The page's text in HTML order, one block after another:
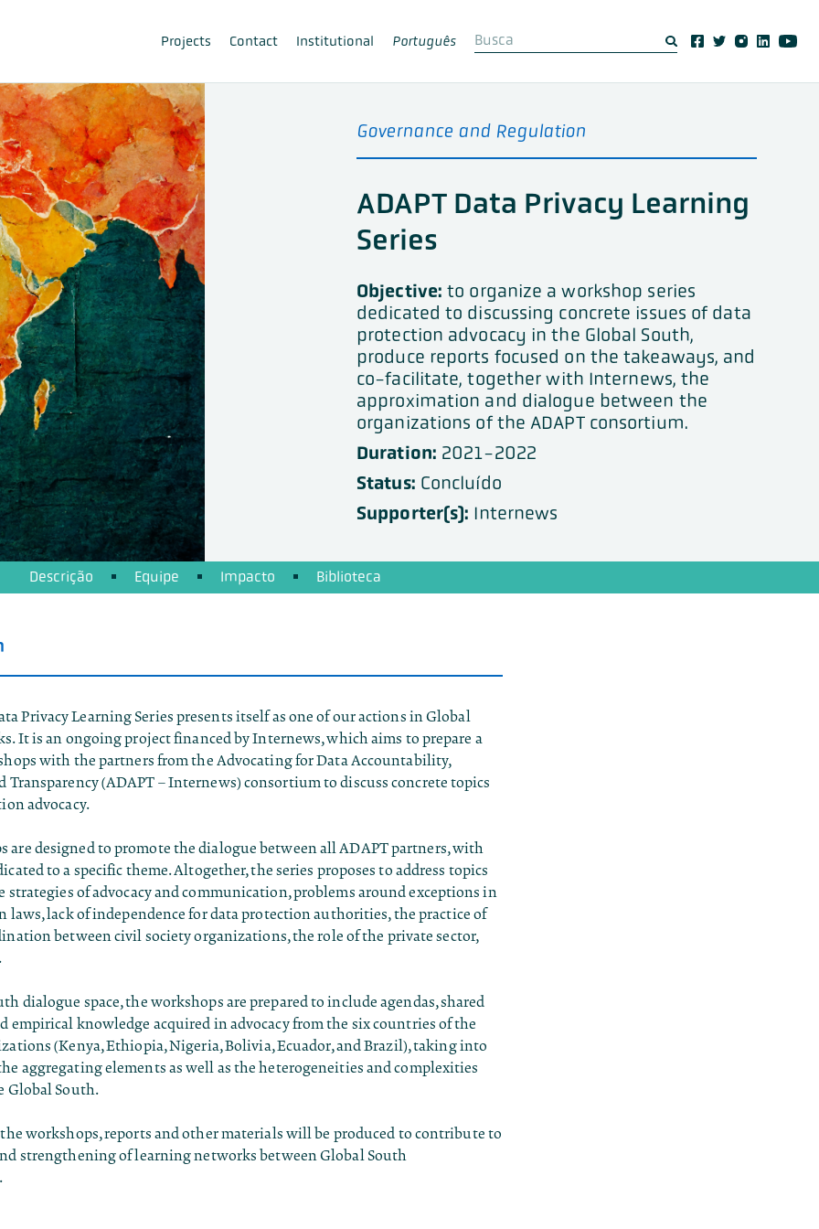
Projects Contact Institutional Português
Governance and Regulation
ADAPT Data Privacy Learning
Series
Objective: to organize a workshop series
dedicated to discussing concrete issues of data
protection advocacy in the Global South,
produce reports focused on the takeaways, and
co-facilitate, together with Internews, the
approximation and dialogue between the
organizations of the ADAPT consortium.
Duration: 2021-2022
Status: Concluído
Supporter(s): Internews
Descrição Equipe Impacto Biblioteca
Privacy Learning Series presents itself as one of our actions in Global
It is an ongoing project financed by Internews, which aims to prepare a
with the partners from the Advocating for Data Accountability,
Transparency (ADAPT – Internews) consortium to discuss concrete topics
advocacy.
are designed to promote the dialogue between all ADAPT partners, with
to a specific theme. Altogether, the series proposes to address topics
of advocacy and communication, problems around exceptions in
laws, lack of independence for data protection authorities, the practice of
between civil society organizations, the role of the private sector,
dialogue space, the workshops are prepared to include agendas, shared
empirical knowledge acquired in advocacy from the six countries of the
(Kenya, Ethiopia, Nigeria, Bolivia, Ecuador, and Brazil), taking into
aggregating elements as well as the heterogeneities and complexities
Global South.
workshops, reports and other materials will be produced to contribute to
strengthening of learning networks between Global South